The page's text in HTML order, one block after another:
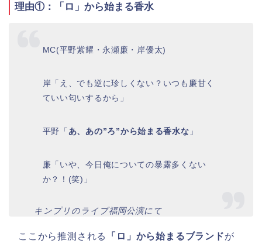
理由①：「ロ」から始まる香水
MC(平野紫耀・永瀬廉・岸優太)
岸「え、でも逆に珍しくない？いつも廉甘く
ていい匂いするから」
平野「 あ、あの”ろ”から始まる香水な 」
廉「いや、今日俺についての暴露多くない
か？！(笑)」
キンプリのライブ福岡公演にて
ここから推測される 「ロ」から始まるブランドが